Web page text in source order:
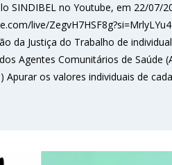
SINDIBEL no Youtube, em 22/07/
live/
da Justiça do Trabalho de
Agentes Comunitários de Saúde
Apurar os valores individuais de